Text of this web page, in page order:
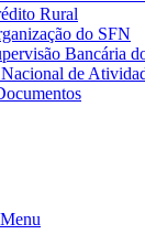
Rural
do SFN
Bancária
de